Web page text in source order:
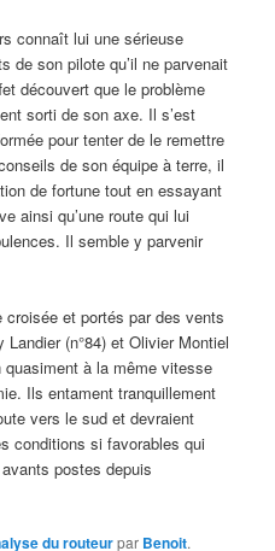
connaît lui une sérieuse
de son pilote qu’il ne parvenait
découvert que le problème
sorti de son axe. Il s’est
pour tenter de le remettre
de son équipe à terre, il
de fortune tout en essayant
ainsi qu’une route qui lui
Il semble y parvenir
et portés par des vents
(n°84) et Olivier Montiel
quasiment à la même vitesse
Ils entament tranquillement
vers le sud et devraient
conditions si favorables qui
postes depuis
du routeurpar Benoit.